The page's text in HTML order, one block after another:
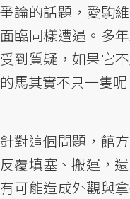
爭論的話題，愛駒
面臨同樣遭遇。多
受到質疑，如果它
的馬其實不只一隻呢
針對這個問題，館
反覆填塞、搬運，
有可能造成外觀與